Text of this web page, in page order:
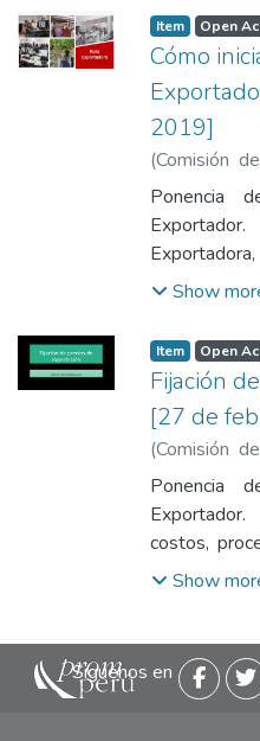
comercial,
anexo:
Item Open
Cómo
2019]
(Comisión
Munarriz
Ponencia
información
Show
Item Open
Fijación
[27 de
(Comisión
Fernandez
Ponencia
costos,
operadores
Show
Siguenos en